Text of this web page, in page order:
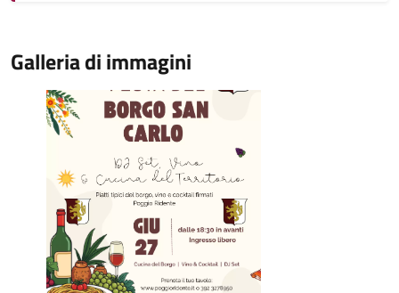
Galleria di immagini